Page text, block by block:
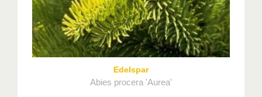
Edelspar
Abies procera 'Aurea'